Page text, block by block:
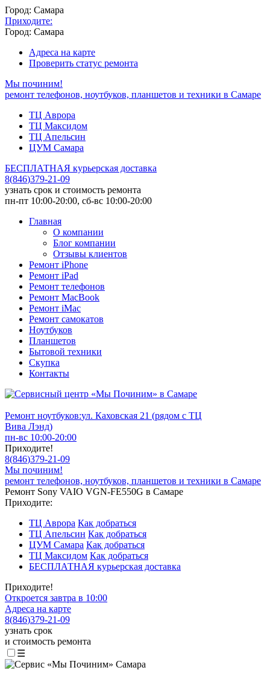
Город: Самара
Приходите:
Город: Самара
Адреса на карте
Проверить статус ремонта
Мы починим!
ремонт телефонов, ноутбуков, планшетов и техники в Самаре
ТЦ Аврора
ТЦ Максидом
ТЦ Апельсин
ЦУМ Самара
БЕСПЛАТНАЯ курьерская доставка
8(846)379-21-09
узнать срок и стоимость ремонта
пн-пт 10:00-20:00, сб-вс 10:00-20:00
Главная
О компании
Блог компании
Отзывы клиентов
Ремонт iPhone
Ремонт iPad
Ремонт телефонов
Ремонт MacBook
Ремонт iMac
Ремонт самокатов
Ноутбуков
Планшетов
Бытовой техники
Скупка
Контакты
Ремонт ноутбуков:ул. Каховская 21 (рядом с ТЦ
Вива Лэнд)
пн-вс 10:00-20:00
Приходите!
8(846)379-21-09
Мы починим!
ремонт телефонов, ноутбуков, планшетов и техники в Самаре
Ремонт Sony VAIO VGN-FE550G в Самаре
Приходите:
ТЦ Аврора Как добраться
ТЦ Апельсин Как добраться
ЦУМ Самара Как добраться
ТЦ Максидом Как добраться
БЕСПЛАТНАЯ курьерская доставка
Приходите!
Откроется завтра в 10:00
Адреса на карте
8(846)379-21-09
узнать срок
и стоимость ремонта
☰